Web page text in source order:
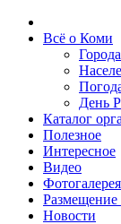
Всё о Коми
День
Каталог
Полезное
Интересное
Видео
Фотогалерея
Новости